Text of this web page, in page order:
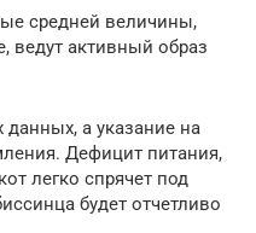
средней величины,
ведут активный образ
а указание на
Дефицит питания,
легко спрячет под
будет отчетливо